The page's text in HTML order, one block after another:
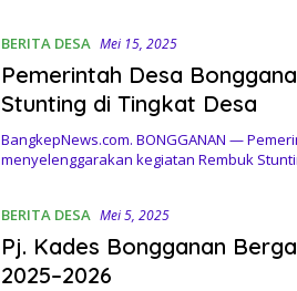
BERITA DESA Mei 15, 2025
Pemerintah Desa
Stunting di Tingkat Desa
BangkepNews.com. BONGGANAN —
menyelenggarakan kegiatan Rembuk
BERITA DESA Mei 5, 2025
Pj. Kades Bongganan
2025–2026